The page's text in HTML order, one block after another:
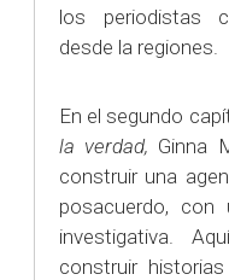
los periodistas
desde la regiones.
En el segundo
la verdad, Ginna
construir una
posacuerdo, con
investigativa.
construir